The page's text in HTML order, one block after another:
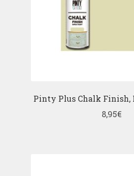
Pinty Plus Chalk Finish,
8,95€